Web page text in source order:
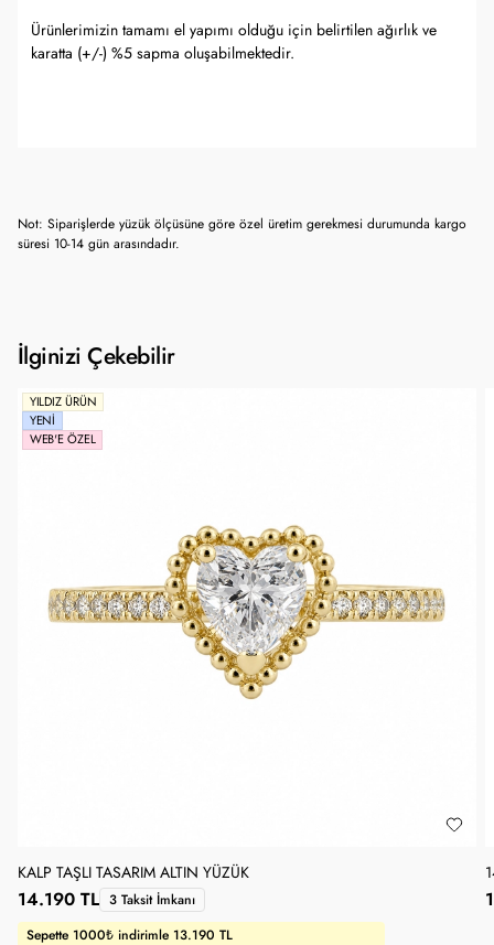
Ürünlerimizin tamamı el yapımı olduğu için belirtilen ağırlık ve
karatta (+/-) %5 sapma oluşabilmektedir.
Not: Siparişlerde yüzük ölçüsüne göre özel üretim gerekmesi durumunda kargo
süresi 10-14 gün arasındadır.
İlginizi Çekebilir
YILDIZ ÜRÜN
YENI
WEB'E ÖZEL
KALP TAŞLI TASARIM ALTIN YÜZÜK
Sepette 1000₺ indirimle 13.190 TL
14.190 TL 3 Taksit İmkanı